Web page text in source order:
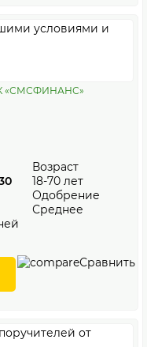
«СМСФИНАНС»
Возраст
18-70 лет
Одобрение
Среднее
Сравнить